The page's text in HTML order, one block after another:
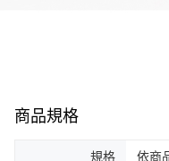
商品規格
規格 依商